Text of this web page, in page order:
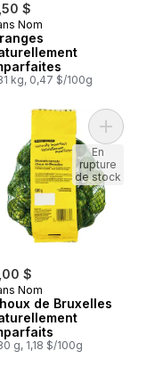
$
Nom
kg, 0,47 $/100g
d’ananas surgelés
$
Nom
de Bruxelles
g, 1,18 $/100g
Ajouter
En
rupture
de stock